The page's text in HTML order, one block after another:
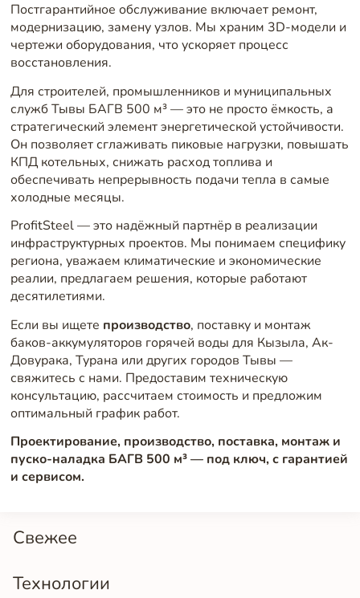
Свежее
Технологии
Постгарантийное обслуживание включает ремонт,
модернизацию, замену узлов. Мы храним 3D-модели и
чертежи оборудования, что ускоряет процесс
восстановления.
Для строителей, промышленников и муниципальных
служб Тывы БАГВ 500 м³ — это не просто ёмкость, а
стратегический элемент энергетической устойчивости.
Он позволяет сглаживать пиковые нагрузки, повышать
КПД котельных, снижать расход топлива и
обеспечивать непрерывность подачи тепла в самые
холодные месяцы.
ProfitSteel — это надёжный партнёр в реализации
инфраструктурных проектов. Мы понимаем специфику
региона, уважаем климатические и экономические
реалии, предлагаем решения, которые работают
десятилетиями.
Если вы ищете производство, поставку и монтаж
баков-аккумуляторов горячей воды для Кызыла, Ак-
Довурака, Турана или других городов Тывы —
свяжитесь с нами. Предоставим техническую
консультацию, рассчитаем стоимость и предложим
оптимальный график работ.
Проектирование, производство, поставка, монтаж и
пуско-наладка БАГВ 500 м³ — под ключ, с гарантией
и сервисом.